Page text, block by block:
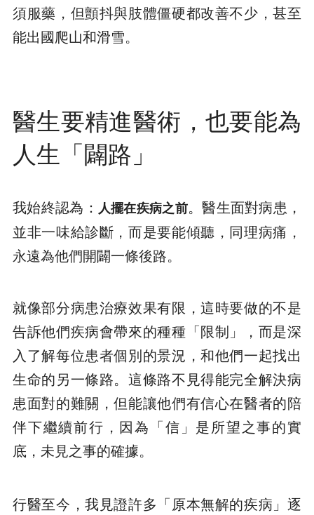
須服藥，但顫抖與肢體僵硬都改善不少，甚至
能出國爬山和滑雪。
醫生要精進醫術，也要能為
人生「闢路」
我始終認為： 人擺在疾病之前。醫生面對病患，
並非一味給診斷，而是要能傾聽，同理病痛，
永遠為他們開闢一條後路。
就像部分病患治療效果有限，這時要做的不是
告訴他們疾病會帶來的種種「限制」，而是深
入了解每位患者個別的景況，和他們一起找出
生命的另一條路。這條路不見得能完全解決病
患面對的難關，但能讓他們有信心在醫者的陪
伴下繼續前行，因為「信」是所望之事的實
底，未見之事的確據。
行醫至今，我見證許多「原本無解的疾病」逐